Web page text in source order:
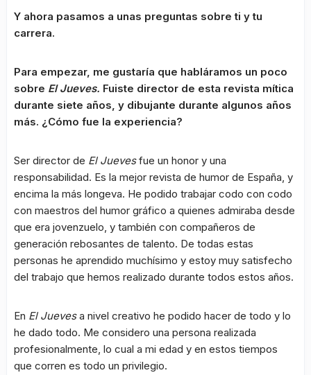
Y ahora pasamos a unas preguntas sobre ti y tu
carrera.
Para empezar, me gustaría que habláramos un poco
sobre El Jueves. Fuiste director de esta revista mítica
durante siete años, y dibujante durante algunos años
más. ¿Cómo fue la experiencia?
Ser director de El Juevesfue un honor y una
responsabilidad. Es la mejor revista de humor de España, y
encima la más longeva. He podido trabajar codo con codo
con maestros del humor gráfico a quienes admiraba desde
que era jovenzuelo, y también con compañeros de
generación rebosantes de talento. De todas estas
personas he aprendido muchísimo y estoy muy satisfecho
del trabajo que hemos realizado durante todos estos años.
En El Juevesa nivel creativo he podido hacer de todo y lo
he dado todo. Me considero una persona realizada
profesionalmente, lo cual a mi edad y en estos tiempos
que corren es todo un privilegio.